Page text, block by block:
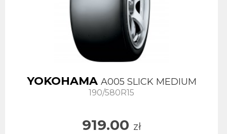
YOKOHAMA A005 SLICK MEDIUM
190/580R15
919.00 zł